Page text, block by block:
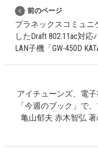
前のページ
プラネックスコミュニ
したDraft 802.11ac対
LAN子機「GW-450D
アイチューンズ、電
「今週のブック」で
亀山郁夫 赤木智弘